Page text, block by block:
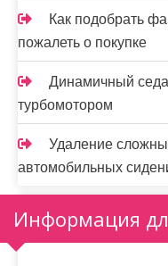
Как подобрать
пожалеть о покупке
Динамичный
турбомотором
Удаление
автомобильных
Информация